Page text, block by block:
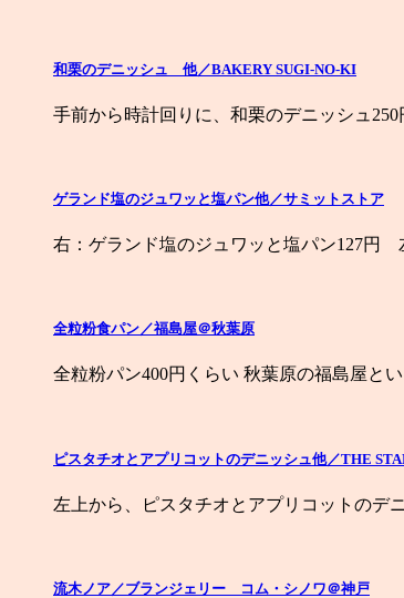
和栗のデニッシュ 他／BAKERY SUGI-NO-KI
手前から時計回りに、和栗のデニッシュ
ゲランド塩のジュワッと塩パン他／サミットストア
右：ゲランド塩のジュワッと塩パン127
全粒粉食パン／福島屋＠秋葉原
全粒粉パン400円くらい 秋葉原の福島屋と
ピスタチオとアプリコットのデニッシュ他／THE
左上から、ピスタチオとアプリコットのデ
流木ノア／ブランジェリー コム・シノワ＠神戸